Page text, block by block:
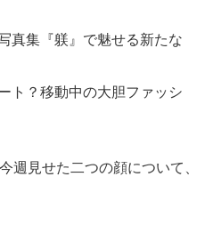
真集『躾』で魅せる新たな
ト？移動中の大胆ファッシ
週見せた二つの顔について、